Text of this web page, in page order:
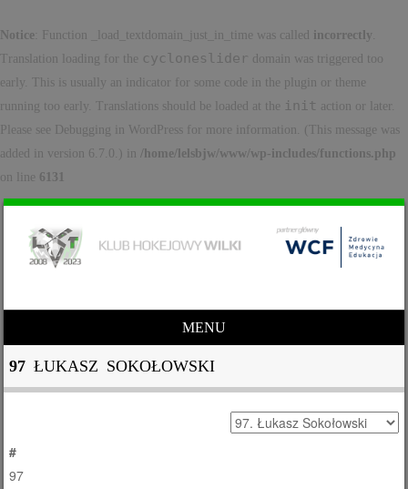
Notice : Function _load_textdomain_just_in_time was called incorrectly
Translation loading for the cycloneslider domain was triggered too
early. This is usually an indicator for some code in the plugin or theme
running too early. Translations should be loaded at the init action or later.
Please see
Debugging in WordPress for more information. (This message was
added in version 6.7.0.) in /home/lelsbjw/www/wp-includes/functions.php
on line 6131
MENU
97 ŁUKASZ SOKOŁOWSKI
#
97